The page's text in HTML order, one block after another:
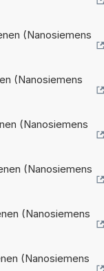
(Nanosiemens
(Nanosiemens
(Nanosiemens
(Nanosiemens
(Nanosiemens
(Nanosiemens